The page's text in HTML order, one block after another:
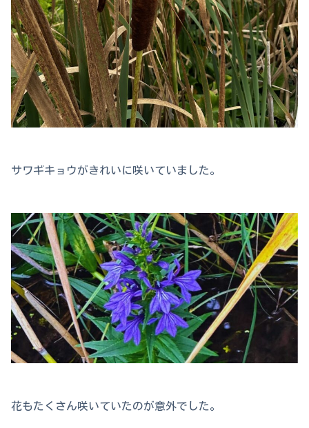
サワギキョウがきれいに咲いていました。
花もたくさん咲いていたのが意外でした。